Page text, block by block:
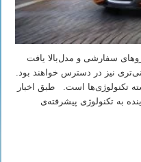
سفارشی و مدل‌بالا یافت
نیز در دسترس خواهند بود.
تکنولوژی‌ها است. طبق اخبار
میکرا در کمتر از 10 سال آینده به تکنولوژی پیشرفته‌ی